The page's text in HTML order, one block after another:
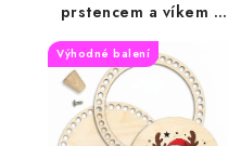
prstencem a víkem -
Vánoční sob
Výhodné balení